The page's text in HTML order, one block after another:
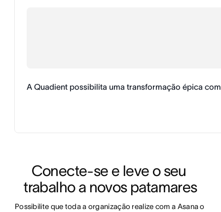
A Quadient possibilita uma transformação épica
Conecte-se e leve o seu
trabalho a novos patamares
Possibilite que toda a organização realize com a Asana o